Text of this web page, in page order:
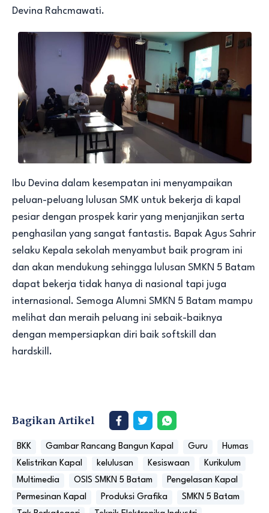
Devina Rahcmawati.
Ibu Devina dalam kesempatan ini menyampaikan
peluan-peluang lulusan SMK untuk bekerja di kapal
pesiar dengan prospek karir yang menjanjikan serta
penghasilan yang sangat fantastis. Bapak Agus Sahrir
selaku Kepala sekolah menyambut baik program ini
dan akan mendukung sehingga lulusan SMKN 5 Batam
dapat bekerja tidak hanya di nasional tapi juga
internasional. Semoga Alumni SMKN 5 Batam mampu
melihat dan meraih peluang ini sebaik-baiknya
dengan mempersiapkan diri baik softskill dan
hardskill.
Bagikan Artikel
BKK Gambar Rancang Bangun Kapal Guru
Humas
Kelistrikan Kapal
kelulusan Kesiswaan
Kurikulum
Multimedia
OSIS SMKN 5 Batam
Pengelasan Kapal
Permesinan Kapal
Produksi Grafika
SMKN 5 Batam